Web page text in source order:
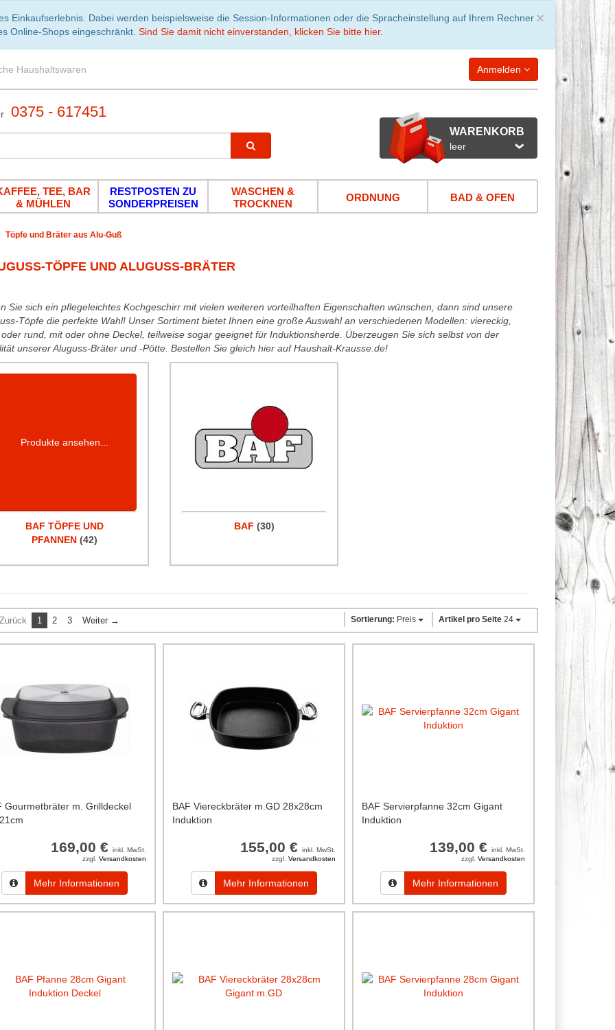
× Schließen
Einkaufserlebnis. Dabei werden beispielsweise die Session-Informationen oder die Spracheinstellung auf Ihrem Rechner
Online-Shops eingeschränkt. Sind Sie damit nicht einverstanden, klicken Sie bitte hier.
Haushaltswaren Anmelden
WARENKORB
leer
0375 - 617451
TEE, BAR
& MÜHLEN
RESTPOSTEN ZU
SONDERPREISEN
WASCHEN &
TROCKNEN
ORDNUNG BAD & OFEN
Töpfe und Bräter aus Alu-Guß
TÖPFE UND ALUGUSS-BRÄTER
Sie sich ein pflegeleichtes Kochgeschirr mit vielen weiteren vorteilhaften Eigenschaften wünschen, dann sind unsere
Töpfe die perfekte Wahl! Unser Sortiment bietet Ihnen eine große Auswahl an verschiedenen Modellen: viereckig,
rund, mit oder ohne Deckel, teilweise sogar geeignet für Induktionsherde. Überzeugen Sie sich selbst von der
unserer Aluguss-Bräter und -Pötte. Bestellen Sie gleich hier auf Haushalt-Krausse.de!
Produkte ansehen...
BAF TÖPFE UND
PFANNEN (42)
BAF (30)
1 2 3 Weiter → Sortierung: Preis Artikel pro Seite 24
Gourmetbräter m. Grilldeckel
169,00 €inkl. MwSt.
zzgl.Versandkosten
Mehr Informationen
BAF Viereckbräter m.GD 28x28cm
Induktion
155,00 €inkl. MwSt.
zzgl.Versandkosten
Mehr Informationen
BAF Servierpfanne 32cm Gigant
Induktion
139,00 € inkl. MwSt.
zzgl. Versandkosten
Mehr Informationen